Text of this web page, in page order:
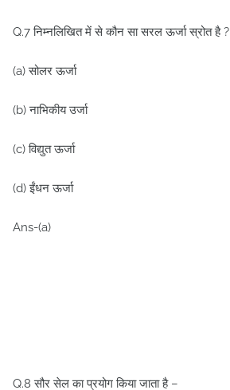
Q.7 निम्नलिखित में से कौन सा सरल ऊर्जा स्रोत है ?
(a) सोलर ऊर्जा
(b) नाभिकीय उर्जा
(c) विद्युत ऊर्जा
(d) ईंधन ऊर्जा
Ans-(a)
Q.8 सौर सेल का प्रयोग किया जाता है –